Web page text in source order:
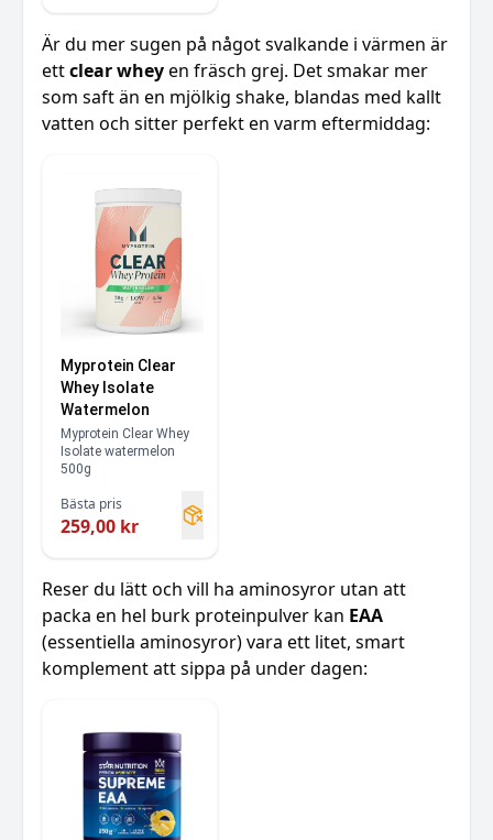
Är du mer sugen på något svalkande i värmen är
ettclear wheyen fräsch grej. Det smakar mer
som saft än en mjölkig shake, blandas med kallt
vatten och sitter perfekt en varm eftermiddag:
Myprotein Clear
Whey Isolate
Watermelon
Myprotein Clear Whey
Isolate watermelon
500g
Bästa pris
259,00 kr
Reser du lätt och vill ha aminosyror utan att
packa en hel burk proteinpulver kan EAA
(essentiella aminosyror) vara ett litet, smart
komplement att sippa på under dagen: